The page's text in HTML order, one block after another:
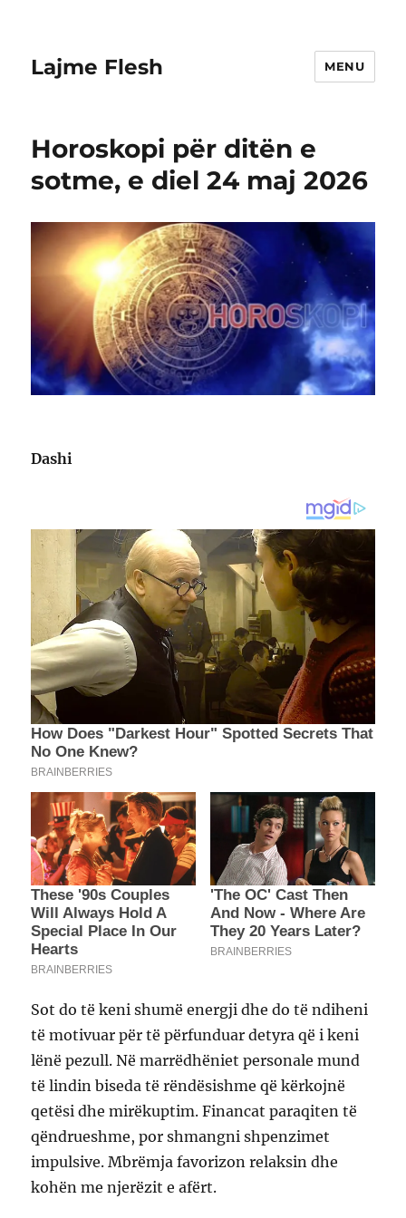
Lajme Flesh MENU
Horoskopi për ditën e
sotme, e diel 24 maj 2026
Dashi
Sot do të keni shumë energji dhe do të ndiheni
të motivuar për të përfunduar detyra që i keni
lënë pezull. Në marrëdhëniet personale mund
të lindin biseda të rëndësishme që kërkojnë
qetësi dhe mirëkuptim. Financat paraqiten të
qëndrueshme, por shmangni shpenzimet
impulsive. Mbrëmja favorizon relaksin dhe
kohën me njerëzit e afërt.